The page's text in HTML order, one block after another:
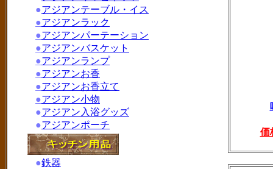
価
●アジアンテーブル・イス
●アジアンラック
●アジアンパーテーション
●アジアンバスケット
●アジアンランプ
●アジアンお香
●アジアンお香立て
●アジアン小物
●アジアン入浴グッズ
●アジアンポーチ
●鉄器